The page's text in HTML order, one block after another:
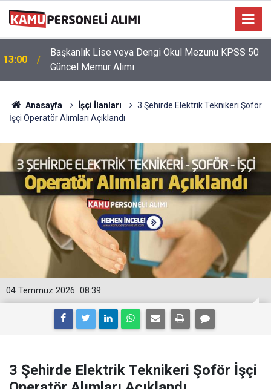
13:00
Başkanlık Lise veya Dengi Okul Mezunu KPSS 50
Güncel Memur Alımı
Anasayfa İşçi İlanları
3 Şehirde Elektrik Teknikeri Şoför
İşçi Operatör Alımları Açıklandı
08:39
04 Temmuz 2026
3 Şehirde Elektrik Teknikeri Şoför İşçi